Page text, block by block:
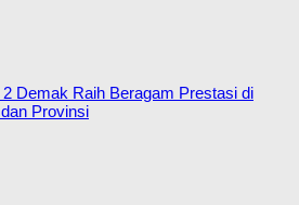
Demak Raih Beragam Prestasi di
Provinsi